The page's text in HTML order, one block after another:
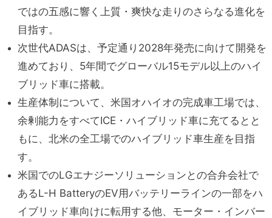
ではの五感に響く上質・爽快な走りのさらなる進化を
目指す。
次世代ADASは、予定通り2028年発売に向けて開発を
進めており、5年間でグローバル15モデル以上のハイ
ブリッド車に搭載。
生産体制について、米国オハイオの完成車工場では、
余剰能力をすべてICE・ハイブリッド車に充てるとと
もに、北米の全工場でのハイブリッド車生産を目指
す。
米国でのLGエナジーソリューションとの合弁会社で
あるL-H BatteryのEV用バッテリーラインの一部をハ
イブリッド車向けに転用する他、モーター・インバー